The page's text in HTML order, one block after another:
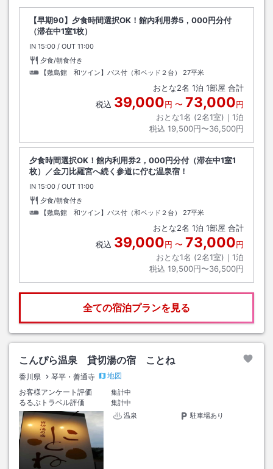
【早期90】夕食時間選択OK！館内利用券5，000円分付
（滞在中1室1枚）
IN チェックイン
15:00 / OUT チェックアウト
11:00
夕食/朝食付き
【敷島館 和ツイン】バス付（和ベッド２台）
27平米
おとな2名 1泊 1部屋 合計
税込 39,000円 〜 73,000円
おとな1名 (2名1室)｜ 1泊
税込 19,500円〜36,500円
夕食時間選択OK！館内利用券2，000円分付（滞在中1室1
枚）／金刀比羅宮へ続く参道に佇む温泉宿！
IN チェックイン
15:00 / OUT チェックアウト
11:00
夕食/朝食付き
【敷島館 和ツイン】バス付（和ベッド２台）
27平米
おとな2名 1泊 1部屋 合計
税込 39,000円 〜 73,000円
おとな1名 (2名1室)｜ 1泊
税込 19,500円〜36,500円
全ての宿泊プランを見る
こんぴら温泉 貸切湯の宿 ことね
香川県 琴平・善通寺
地図
お客様アンケート評価
集計中
るるぶトラベル評価
集計中
温泉
駐車場あり